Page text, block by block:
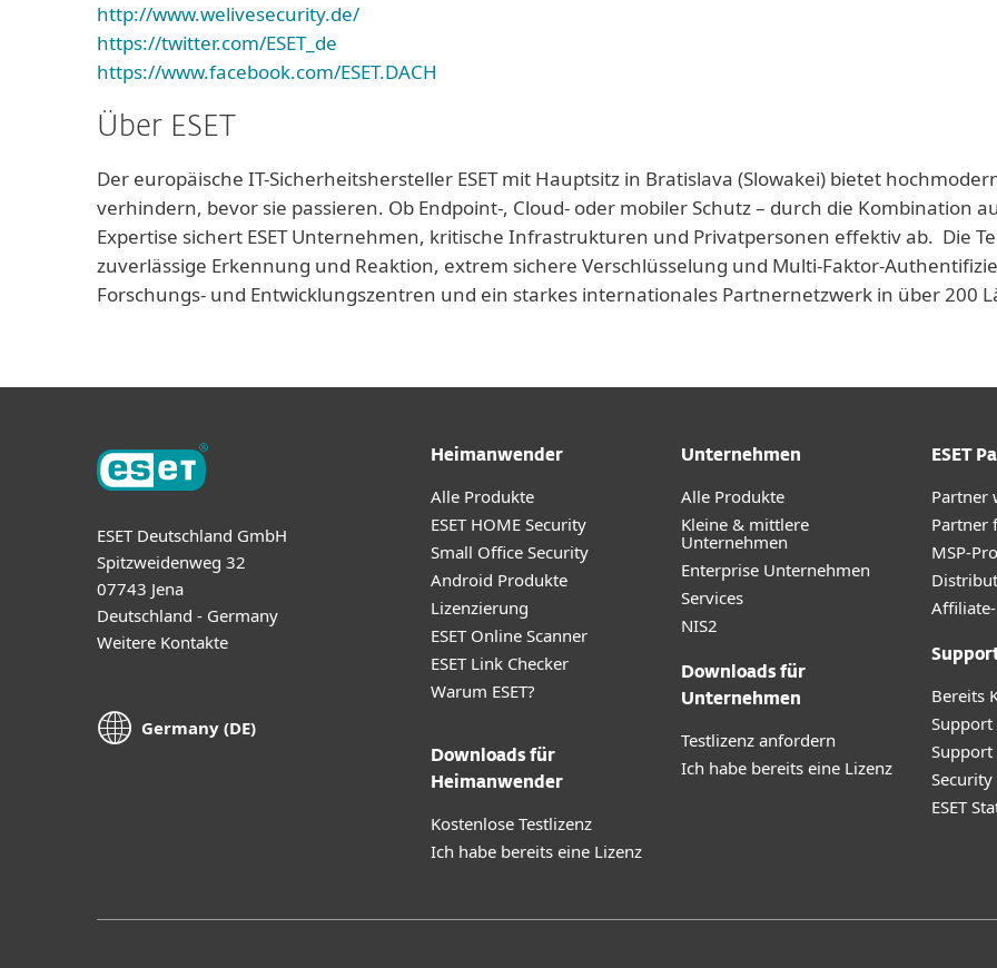
http://www.welivesecurity.de/
https://twitter.com/ESET_de
https://www.facebook.com/ESET.DACH
Über ESET
Der europäische IT-Sicherheitshersteller ESET mit Hauptsitz in Bratislava (Slowakei) bietet
verhindern, bevor sie passieren. Ob Endpoint-, Cloud- oder mobiler Schutz – durch die Kombination
Expertise sichert ESET Unternehmen, kritische Infrastrukturen und Privatpersonen effektiv ab. Die
zuverlässige Erkennung und Reaktion, extrem sichere Verschlüsselung und Multi-Faktor-
Forschungs- und Entwicklungszentren und ein starkes internationales Partnernetzwerk in über 200
ESET Deutschland GmbH
Spitzweidenweg 32
07743 Jena
Deutschland - Germany
Weitere Kontakte
Germany (DE)
Heimanwender
Alle Produkte
ESET HOME Security
Small Office Security
Android Produkte
Lizenzierung
ESET Online Scanner
ESET Link Checker
Warum ESET?
Downloads für
Heimanwender
Kostenlose Testlizenz
Ich habe bereits eine Lizenz
Unternehmen
Alle Produkte
Kleine & mittlere
Unternehmen
Enterprise Unternehmen
Services
NIS2
Downloads für
Unternehmen
Testlizenz anfordern
Ich habe bereits eine Lizenz
ESET
Partner
Partner
MSP-
Bereits
ESET